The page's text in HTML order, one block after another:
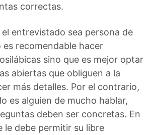
correctas.
el entrevistado sea persona de
es recomendable hacer
sino que es mejor optar
abiertas que obliguen a la
más detalles. Por el contrario,
es alguien de mucho hablar,
deben ser concretas. En
le debe permitir su libre